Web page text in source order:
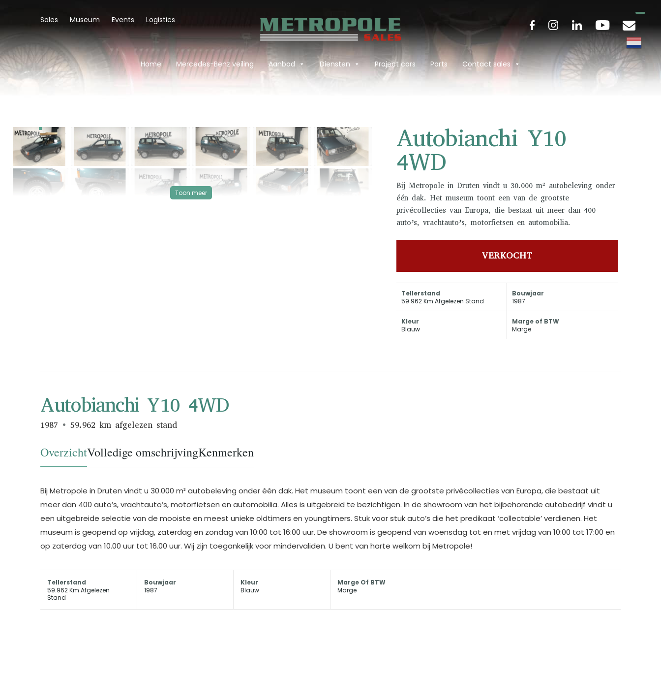
Sales Museum Events Logistics
Home Mercedes-Benz veiling Aanbod Diensten Project cars Parts Contact sales
VERKOCHT
‹ ›
Toon meer
Autobianchi Y10
4WD
Bij Metropole in Druten vindt u 30.000 m² autobeleving onder
één dak. Het museum toont een van de grootste
privécollecties van Europa, die bestaat uit meer dan 400
auto’s, vrachtauto’s, motorfietsen en automobilia.
VERKOCHT
Tellerstand
59.962 Km Afgelezen Stand
Bouwjaar
1987
Kleur
Blauw
Marge of BTW
Marge
Autobianchi Y10 4WD
1987 59.962 km afgelezen stand
OverzichtVolledige omschrijvingKenmerken
Bij Metropole in Druten vindt u 30.000 m² autobeleving onder één dak. Het museum toont een van de grootste privécollecties van Europa, die bestaat uit
meer dan 400 auto’s, vrachtauto’s, motorfietsen en automobilia. Alles is uitgebreid te bezichtigen. In de showroom van het bijbehorende autobedrijf vindt u
een uitgebreide selectie van de mooiste en meest unieke oldtimers en youngtimers. Stuk voor stuk auto’s die het predikaat ‘collectable’ verdienen. Het
museum is geopend op vrijdag, zaterdag en zondag van 10:00 tot 16:00 uur. De showroom is geopend van woensdag tot en met vrijdag van 10:00 tot 17:00 en
op zaterdag van 10.00 uur tot 16.00 uur. Wij zijn toegankelijk voor mindervaliden. U bent van harte welkom bij Metropole!
Tellerstand
59.962 Km Afgelezen
Stand
Bouwjaar
1987
Kleur
Blauw
Marge Of BTW
Marge